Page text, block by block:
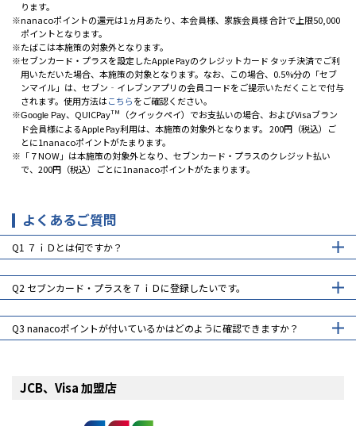
ります。
nanacoポイントの還元は1ヵ月あたり、本会員様、家族会員様 合計で上限50,000
ポイントとなります。
たばこは本施策の対象外となります。
セブンカード・プラスを設定したApple Payのクレジットカード タッチ決済でご利
用いただいた場合、本施策の対象となります。なお、この場合、0.5%分の「セブ
ンマイル」は、セブン‐イレブンアプリの会員コードをご提示いただくことで付与
されます。使用方法はこちらをご確認ください。
Google Pay、QUICPayTM
（クイックペイ）でお支払いの場合、およびVisaブラン
ド会員様によるApple Pay利用は、本施策の対象外となります。 200円（税込）ご
とに1nanacoポイントがたまります。
「７NOW」は本施策の対象外となり、セブンカード・プラスのクレジット払い
で、200円（税込）ごとに1nanacoポイントがたまります。
よくあるご質問
Q1 ７ｉＤとは何ですか？
Q2 セブンカード・プラスを７ｉＤに登録したいです。
Q3 nanacoポイントが付いているかはどのように確認できますか？
JCB、Visa 加盟店